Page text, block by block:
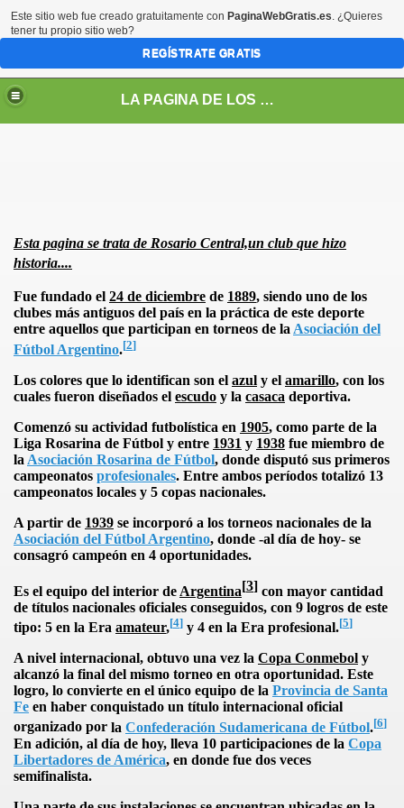
LA PAGINA DE LOS GUERREROS
Esta pagina se trata de Rosario Central,un club que hizo
historia....
Fue fundado el 24 de diciembre de 1889, siendo uno de los
clubes más antiguos del país en la práctica de este deporte
entre aquellos que participan en torneos de laAsociación del
Fútbol Argentino.[2]
Los colores que lo identifican son el azul y el amarillo, con los
cuales fueron diseñados el escudo y la casaca deportiva.
Comenzó su actividad futbolística en 1905, como parte de la
Liga Rosarina de Fútbol y entre 1931 y 1938 fue miembro de
la Asociación Rosarina de Fútbol, donde disputó sus primeros
campeonatos profesionales. Entre ambos períodos totalizó 13
campeonatos locales y 5 copas nacionales.
A partir de 1939 se incorporó a los torneos nacionales de la
Asociación del Fútbol Argentino, donde -al día de hoy- se
consagró campeón en 4 oportunidades.
Es el equipo del interior de Argentina[3] con mayor cantidad
de títulos nacionales oficiales conseguidos, con 9 logros de este
tipo: 5 en la Era amateur,[4] y 4 en la Era profesional.[5]
A nivel internacional, obtuvo una vez la Copa Conmebol y
alcanzó la final del mismo torneo en otra oportunidad. Este
logro, lo convierte en el único equipo de la Provincia de Santa
Fe en haber conquistado un título internacional oficial
organizado por la Confederación Sudamericana de Fútbol.[6]
En adición, al día de hoy, lleva 10 participaciones de la Copa
Libertadores de América, en donde fue dos veces
semifinalista.
Este sitio web fue creado gratuitamente con PaginaWebGratis.es. ¿Quieres
tener tu propio sitio web?
REGÍSTRATE GRATIS